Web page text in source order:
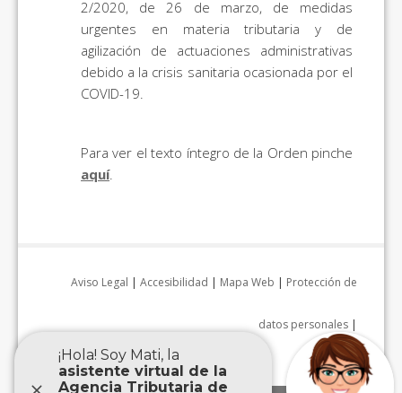
2/2020, de 26 de marzo, de medidas
urgentes en materia tributaria y de
agilización de actuaciones administrativas
debido a la crisis sanitaria ocasionada por el
COVID-19.
Para ver el texto íntegro de la Orden pinche
aquí.
Aviso Legal | Accesibilidad | Mapa Web | Protección de
datos personales |